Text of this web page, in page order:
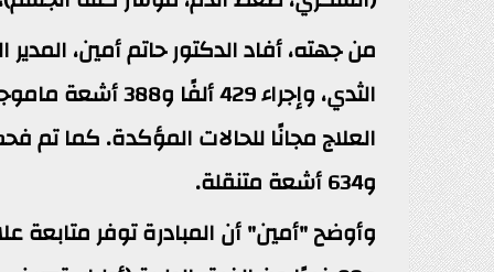
و634 أشعة متنقلة.